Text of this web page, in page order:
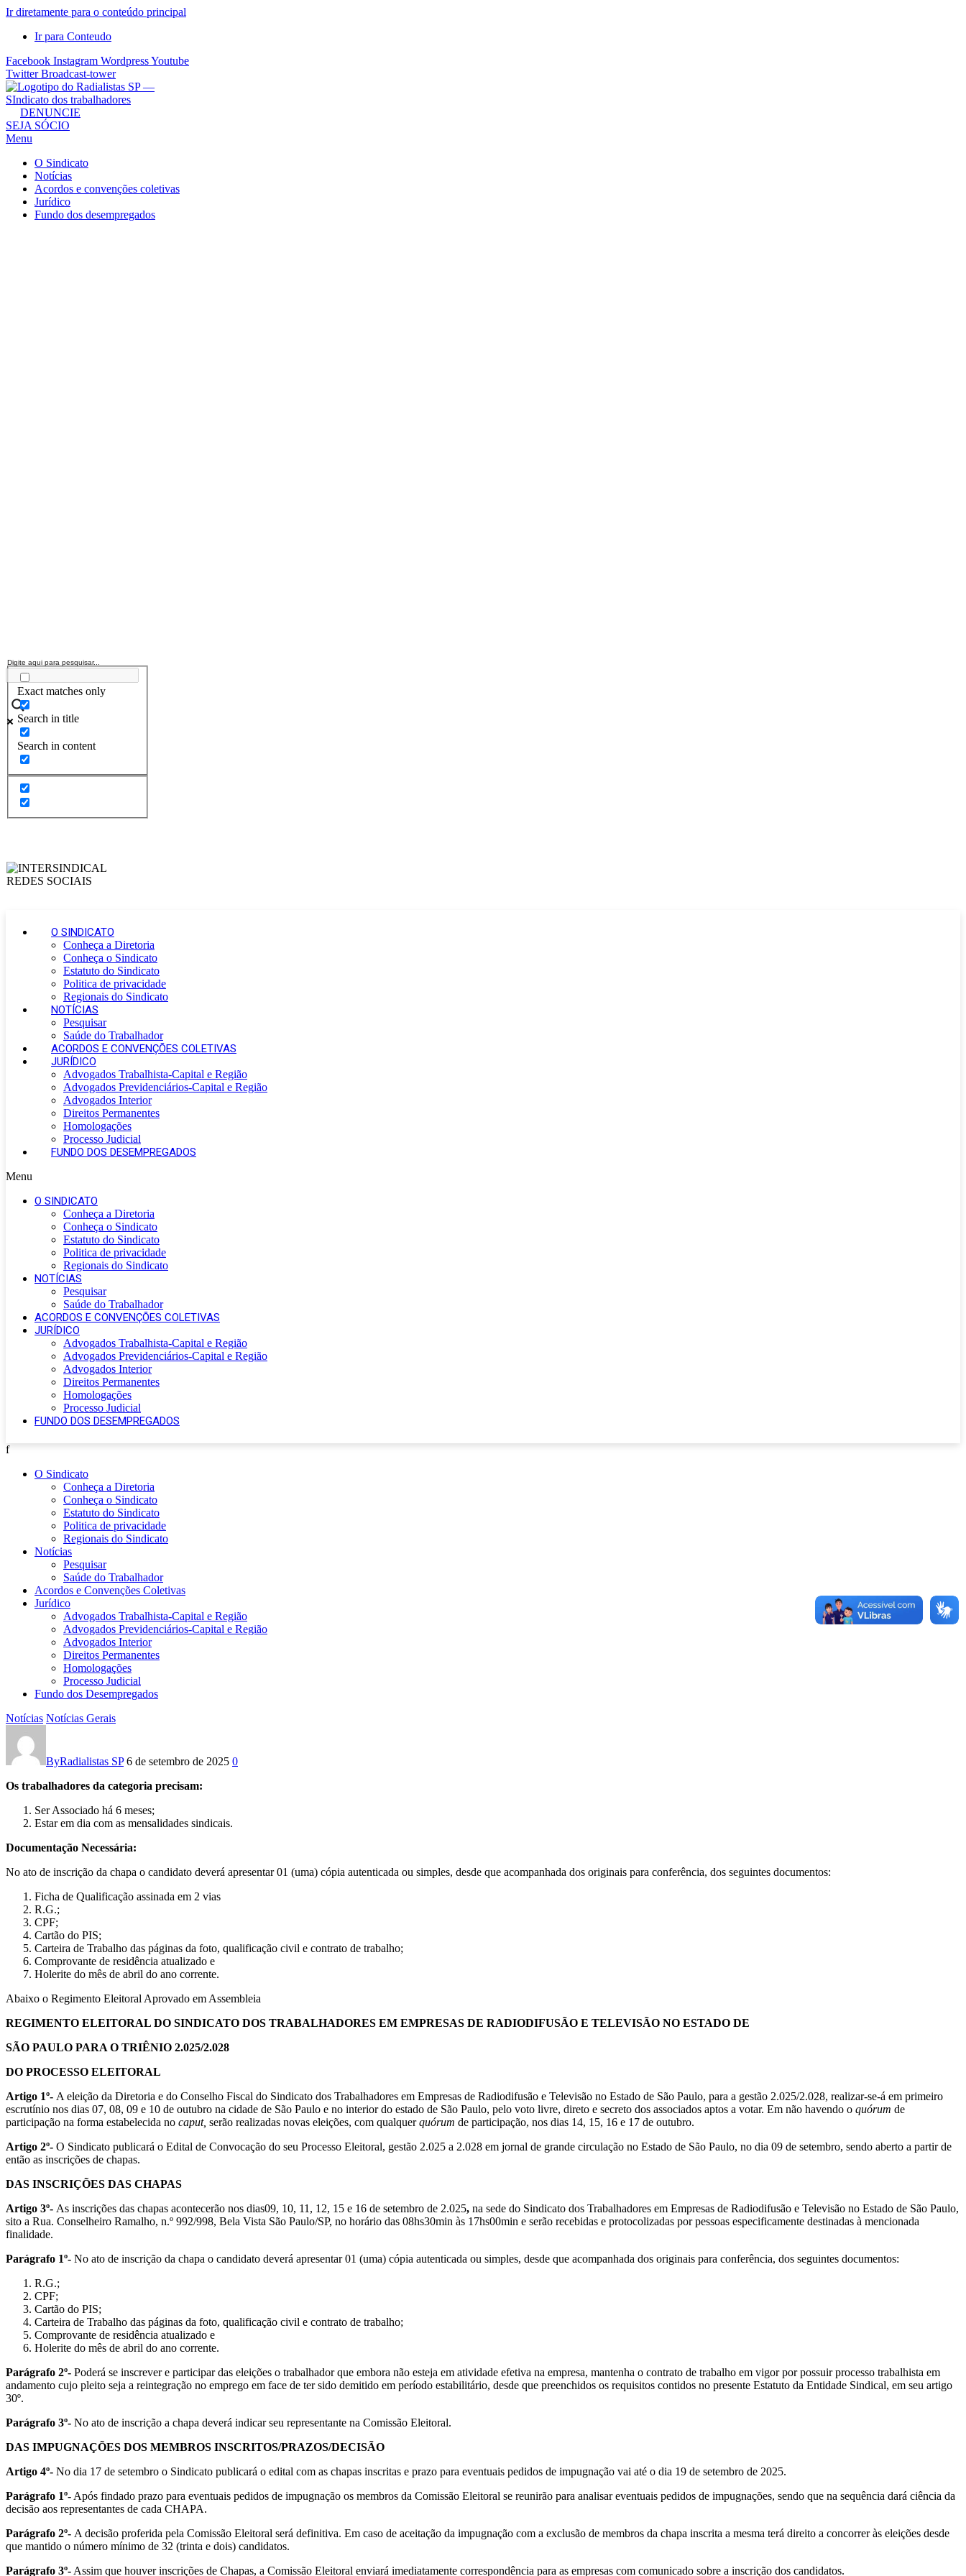
Ir diretamente para o conteúdo principal
Ir para Conteudo
Facebook Instagram WordpressYoutube
Twitter Broadcast-tower
Sindicato
dos
Radialistas
São
Paulo
Sindicato
DENUNCIE
SEJA SÓCIO
Menu
O Sindicato
Notícias
Acordos e convenções coletivas
Jurídico
Fundo dos desempregados
Exact matches only
Search in title
Search in content
O SINDICATO
Conheça a Diretoria
Conheça o Sindicato
Estatuto do Sindicato
Politica de privacidade
Regionais do Sindicato
NOTÍCIAS
Pesquisar
Saúde do Trabalhador
ACORDOS E CONVENÇÕES COLETIVAS
JURÍDICO
Advogados Trabalhista-Capital e Região
Advogados Previdenciários-Capital e Região
Advogados Interior
Direitos Permanentes
Homologações
Processo Judicial
FUNDO DOS DESEMPREGADOS
Menu
O SINDICATO
Conheça a Diretoria
Conheça o Sindicato
Estatuto do Sindicato
Politica de privacidade
Regionais do Sindicato
NOTÍCIAS
Pesquisar
Saúde do Trabalhador
ACORDOS E CONVENÇÕES COLETIVAS
JURÍDICO
Advogados Trabalhista-Capital e Região
Advogados Previdenciários-Capital e Região
Advogados Interior
Direitos Permanentes
Homologações
Processo Judicial
FUNDO DOS DESEMPREGADOS
f
O Sindicato
Conheça a Diretoria
Conheça o Sindicato
Estatuto do Sindicato
Politica de privacidade
Regionais do Sindicato
Notícias
Pesquisar
Saúde do Trabalhador
Acordos e Convenções Coletivas
Jurídico
Advogados Trabalhista-Capital e Região
Advogados Previdenciários-Capital e Região
Advogados Interior
Direitos Permanentes
Homologações
Processo Judicial
Fundo dos Desempregados
Notícias Notícias Gerais
Critérios
para
inscrição
de
Chapa
ByRadialistas SP 6 de setembro de 2025 0
Os trabalhadores da categoria precisam:
Ser Associado há 6 meses;
Estar em dia com as mensalidades sindicais.
Documentação Necessária:
No ato de inscrição da chapa o candidato deverá apresentar 01 (uma) cópia autenticada ou simples, desde que acompanhada dos originais para conferência, dos seguintes documentos:
Ficha de Qualificação assinada em 2 vias
R.G.;
CPF;
Cartão do PIS;
Carteira de Trabalho das páginas da foto, qualificação civil e contrato de trabalho;
Comprovante de residência atualizado e
Holerite do mês de abril do ano corrente.
Abaixo o Regimento Eleitoral Aprovado em Assembleia
REGIMENTO ELEITORAL DO SINDICATO DOS TRABALHADORES EM EMPRESAS DE RADIODIFUSÃO E TELEVISÃO NO ESTADO DE
SÃO PAULO PARA O TRIÊNIO 2.025/2.028
DO PROCESSO ELEITORAL
Artigo 1º- A eleição da Diretoria e do Conselho Fiscal do Sindicato dos Trabalhadores em Empresas de Radiodifusão e Televisão no Estado de São Paulo, para a gestão 2.025/2.028, realizar-se-á em primeiro
escrutínio nos dias 07, 08, 09 e 10 de outubro na cidade de São Paulo e no interior do estado de São Paulo, pelo voto livre, direto e secreto dos associados aptos a votar. Em não havendo o quórum de
participação na forma estabelecida no caput, serão realizadas novas eleições, com qualquerquórum de participação, nos dias 14, 15, 16 e 17 de outubro.
Artigo 2º- O Sindicato publicará o Edital de Convocação do seu Processo Eleitoral, gestão 2.025 a 2.028 em jornal de grande circulação no Estado de São Paulo, no dia 09 de setembro, sendo aberto a partir de
então as inscrições de chapas.
DAS INSCRIÇÕES DAS CHAPAS
Artigo 3º- As inscrições das chapas acontecerão nos dias09, 10, 11, 12, 15 e 16 de setembro de 2.025, na sede do Sindicato dos Trabalhadores em Empresas de Radiodifusão e Televisão no Estado de São Paulo,
sito a Rua. Conselheiro Ramalho, n.º 992/998, Bela Vista São Paulo/SP, no horário das 08hs30min às 17hs00min e serão recebidas e protocolizadas por pessoas especificamente destinadas à mencionada
finalidade.
Parágrafo 1º- No ato de inscrição da chapa o candidato deverá apresentar 01 (uma) cópia autenticada ou simples, desde que acompanhada dos originais para conferência, dos seguintes documentos:
R.G.;
CPF;
Cartão do PIS;
Carteira de Trabalho das páginas da foto, qualificação civil e contrato de trabalho;
Comprovante de residência atualizado e
Holerite do mês de abril do ano corrente.
Parágrafo 2º- Poderá se inscrever e participar das eleições o trabalhador que embora não esteja em atividade efetiva na empresa, mantenha o contrato de trabalho em vigor por possuir processo trabalhista em
andamento cujo pleito seja a reintegração no emprego em face de ter sido demitido em período estabilitário, desde que preenchidos os requisitos contidos no presente Estatuto da Entidade Sindical, em seu artigo
30º.
Parágrafo 3º- No ato de inscrição a chapa deverá indicar seu representante na Comissão Eleitoral.
DAS IMPUGNAÇÕES DOS MEMBROS INSCRITOS/PRAZOS/DECISÃO
Artigo 4º- No dia 17 de setembro o Sindicato publicará o edital com as chapas inscritas e prazo para eventuais pedidos de impugnação vai até o dia 19 de setembro de 2025.
Parágrafo 1º- Após findado prazo para eventuais pedidos de impugnação os membros da Comissão Eleitoral se reunirão para analisar eventuais pedidos de impugnações, sendo que na sequência dará ciência da
decisão aos representantes de cada CHAPA.
Parágrafo 2º- A decisão proferida pela Comissão Eleitoral será definitiva. Em caso de aceitação da impugnação com a exclusão de membros da chapa inscrita a mesma terá direito a concorrer às eleições desde
que mantido o número mínimo de 32 (trinta e dois) candidatos.
Parágrafo 3º- Assim que houver inscrições de Chapas, a Comissão Eleitoral enviará imediatamente correspondência para as empresas com comunicado sobre a inscrição dos candidatos.